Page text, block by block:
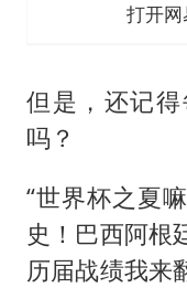
打开
但是，还记
吗？
“世界杯之夏
史！巴西阿根
历届战绩我来